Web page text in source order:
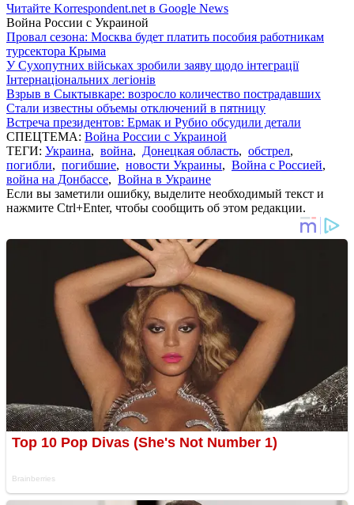
Читайте Korrespondent.net в Google News
Война России с Украиной
Провал сезона: Москва будет платить пособия работникам
турсектора Крыма
У Сухопутних військах зробили заяву щодо інтеграції
Інтернаціональних легіонів
Взрыв в Сыктывкаре: возросло количество пострадавших
Стали известны объемы отключений в пятницу
Встреча президентов: Ермак и Рубио обсудили детали
СПЕЦТЕМА: Война России с Украиной
ТЕГИ: Украина, война, Донецкая область, обстрел,
погибли, погибшие, новости Украины, Война с Россией,
война на Донбассе, Война в Украине
Если вы заметили ошибку, выделите необходимый текст и
нажмите Ctrl+Enter, чтобы сообщить об этом редакции.